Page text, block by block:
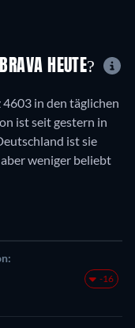
HEUTE?
in den täglichen
ist seit gestern in
ist sie
weniger beliebt
-16